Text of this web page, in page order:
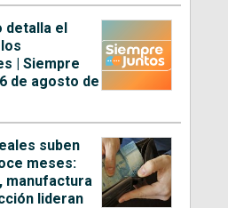
detalla el
| Siempre
de agosto de
suben
meses:
manufactura
lideran